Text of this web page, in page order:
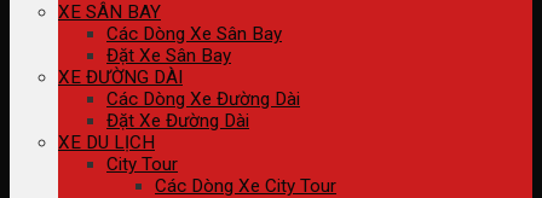
XE SÂN BAY
Các Dòng Xe Sân Bay
Đặt Xe Sân Bay
XE ĐƯỜNG DÀI
Các Dòng Xe Đường Dài
Đặt Xe Đường Dài
XE DU LỊCH
City Tour
Các Dòng Xe City Tour